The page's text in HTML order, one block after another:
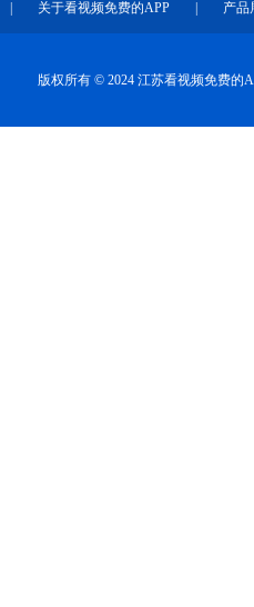
关于看视频免费的APP 产品
版权所有 © 2024 江苏看视频免费的